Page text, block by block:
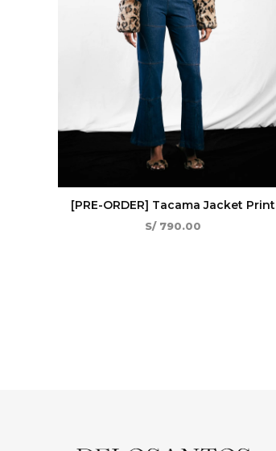
[PRE-ORDER] Tacama Jacket Print
S/790.00